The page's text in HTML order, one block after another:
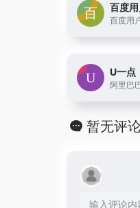
百度
百度用
U一点
暂无评论